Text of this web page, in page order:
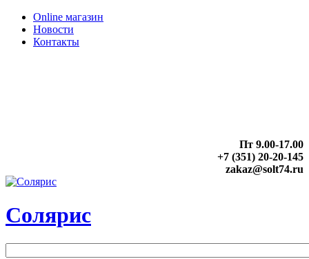
Online магазин
Новости
Контакты
Пт 9.00-17.00
+7 (351) 20-20-145
zakaz@solt74.ru
Солярис